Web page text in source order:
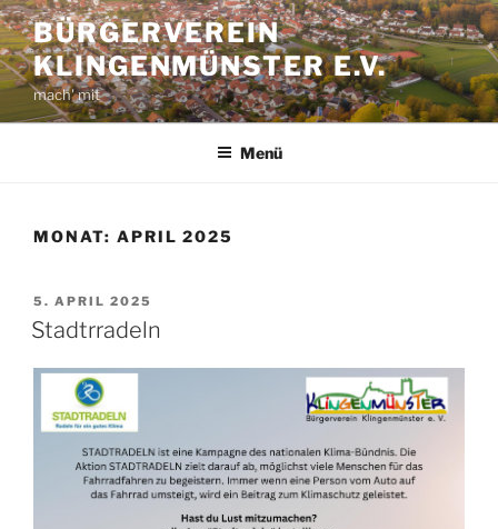
Zum
Inhalt
springen
BÜRGERVEREIN
KLINGENMÜNSTER E.V.
mach' mit
Menü
MONAT: APRIL 2025
VERÖFFENTLICHT
AM
5. APRIL 2025
Stadtrradeln